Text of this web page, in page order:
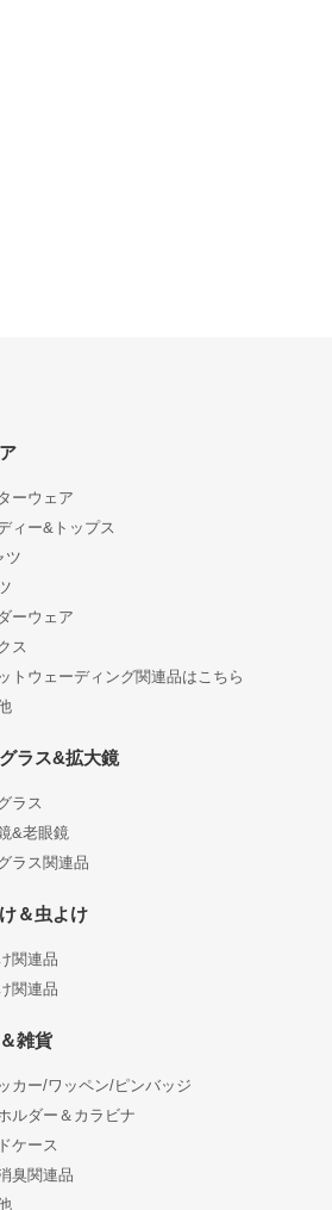
ーウェア
ィー&トップス
ツ
ーウェア
ス
トウェーディング関連品はこちら
ラス&拡大鏡
ラス
&老眼鏡
ラス関連品
＆虫よけ
関連品
関連品
雑貨
カー/ワッペン/ピンバッジ
ルダー＆カラビナ
ケース
臭関連品